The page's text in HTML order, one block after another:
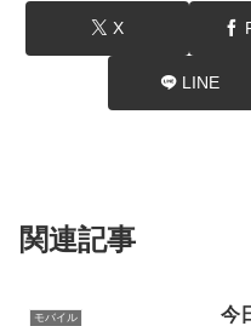
X
LINE
関連記事
モバイル 今